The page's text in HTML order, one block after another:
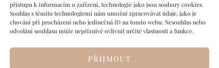
přístupu k informacím o zařízení, technologie jako jsou soubory cookies.
Souhlas s těmito technologiemi nám umožní zpracovávat údaje, jako je
chování při procházení nebo jedinečná ID na tomto webu. Nesouhlas nebo
odvolání souhlasu může nepříznivě ovlivnit určité vlastnosti a funkce.
PŘIJMOUT